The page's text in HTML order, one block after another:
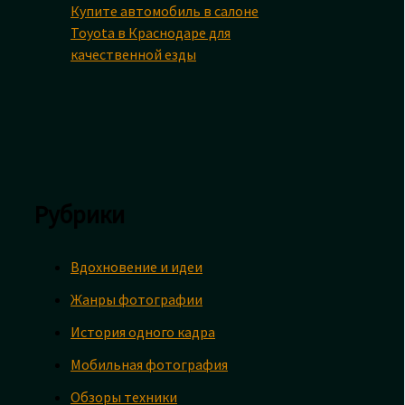
Купите автомобиль в салоне
Toyota в Краснодаре для
качественной езды
Вдохновение и идеи
Жанры фотографии
История одного кадра
Мобильная фотография
Обзоры техники